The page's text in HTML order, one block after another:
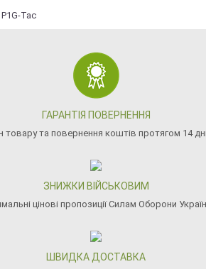
P1G-Tac
ГАРАНТІЯ ПОВЕРНЕННЯ
товару та повернення коштів протягом 14
ЗНИЖКИ ВІЙСЬКОВИМ
цінові пропозиції Силам Оборони
ШВИДКА ДОСТАВКА